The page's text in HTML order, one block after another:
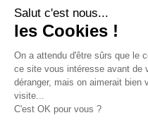
Salut c'est nous...
les Cookies !
On a attendu d'être sûrs que le
ce site vous intéresse avant de
déranger, mais on aimerait bien
visite...
C'est OK pour vous ?